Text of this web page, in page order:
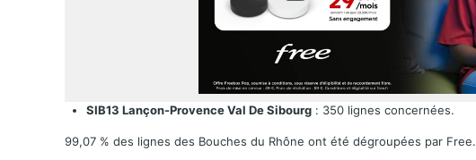
SIB13 Lançon-Provence Val De Sibourg : 350 lignes concernées.
99,07 % des lignes des Bouches du Rhône ont été dégroupées par Free.